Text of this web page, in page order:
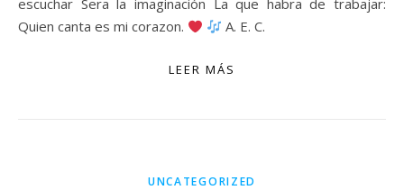
escuchar Sera la imaginación La que habra de trabajar:
Quien canta es mi corazon.
A. E. C.
LEER MÁS
UNCATEGORIZED